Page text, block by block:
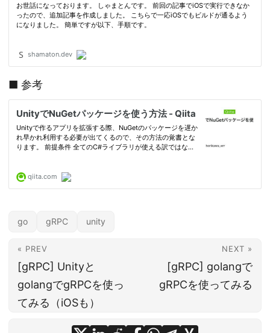
■ 参考
go gRPC unity
« PREV
[gRPC] Unityと
golangでgRPCを使っ
てみる（iOSも）
NEXT »
[gRPC] golangで
gRPCを使ってみる